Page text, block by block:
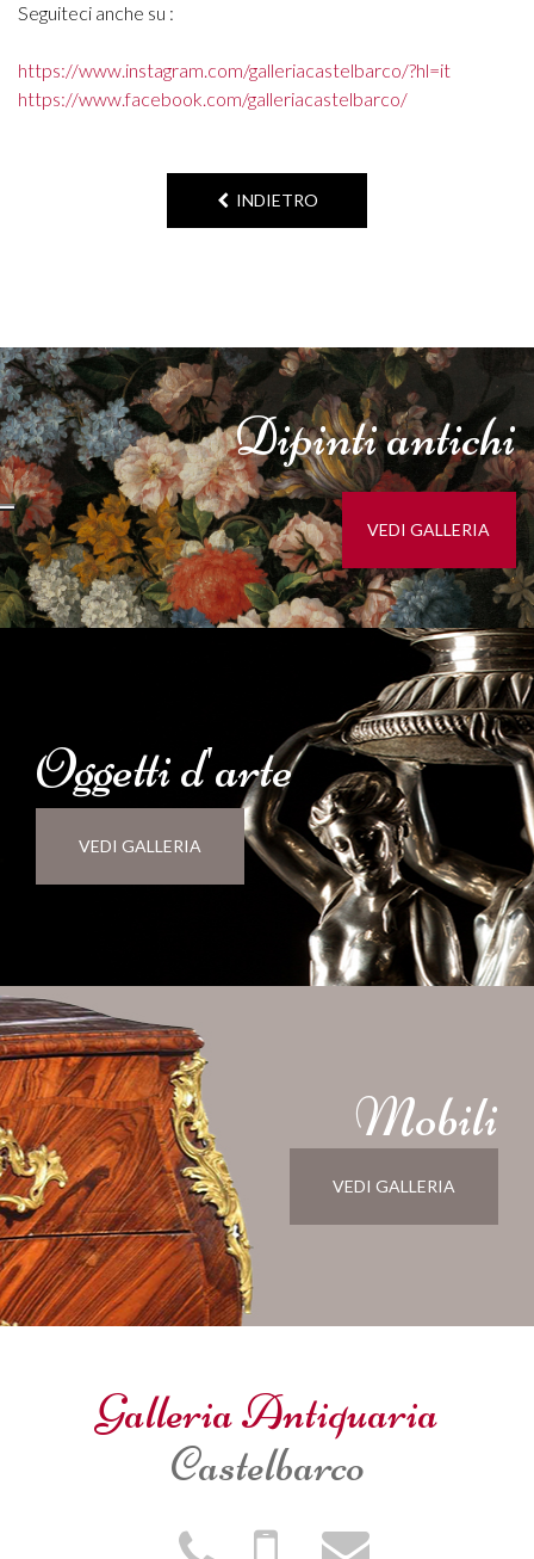
Seguiteci anche su :
https://www.instagram.com/galleriacastelbarco/?hl=it
https://www.facebook.com/galleriacastelbarco/
INDIETRO
Dipintiantichi
VEDI GALLERIA
Oggetti d'arte
VEDI GALLERIA
Mobili
VEDI GALLERIA
Galleria Antiquaria
Castelbarco